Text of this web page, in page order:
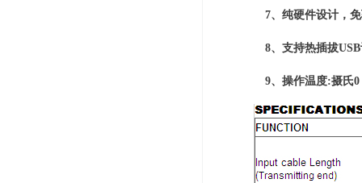
7、纯硬件设计，免
8、支持热插拔USB
9、操作温度:摄氏0